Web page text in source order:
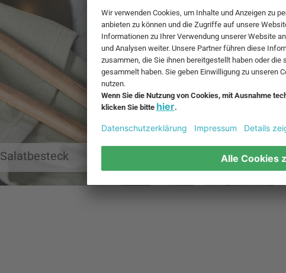
Salatbesteck